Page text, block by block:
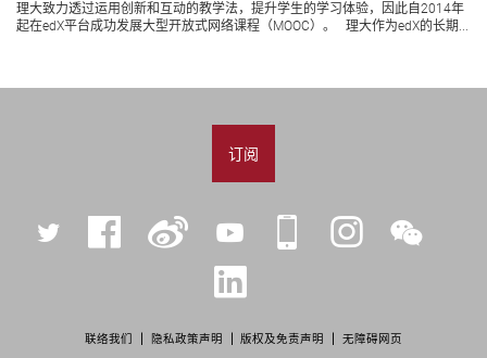
理大致力透过运用创新和互动的教学法，提升学生的学习体验，因此自2014年
起在edX平台成功发展大型开放式网络课程（MOOC）。 理大作为edX的长期...
联络我们 隐私政策声明 版权及免责声明 无障碍网页
订阅
Twitter Facebook 微
YouTube iPolyU Instagram微
LinkedIn